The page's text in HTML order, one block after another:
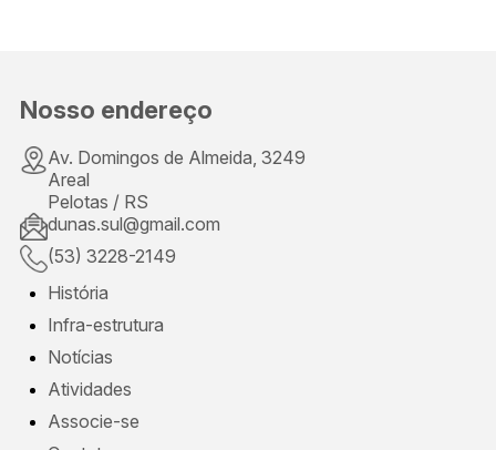
Nosso endereço
Av. Domingos de Almeida, 3249
Areal
Pelotas / RS
dunas.sul@gmail.com
(53) 3228-2149
História
Infra-estrutura
Notícias
Atividades
Associe-se